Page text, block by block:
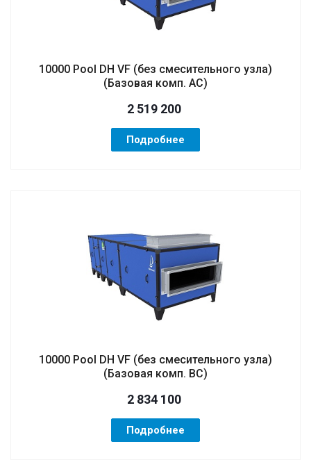
10000 Pool DH VF (без смесительного узла)
(Базовая комп. AC)
2 519 200
Подробнее
10000 Pool DH VF (без смесительного узла)
(Базовая комп. BC)
2 834 100
Подробнее